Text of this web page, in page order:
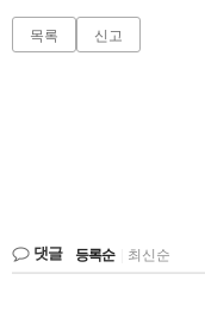
목록 신고
댓글 등록순 최신순